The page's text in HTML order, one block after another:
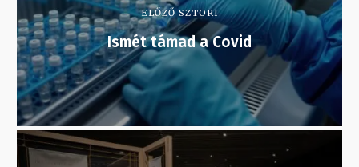
ELŐZŐ SZTORI
Ismét támad a Covid